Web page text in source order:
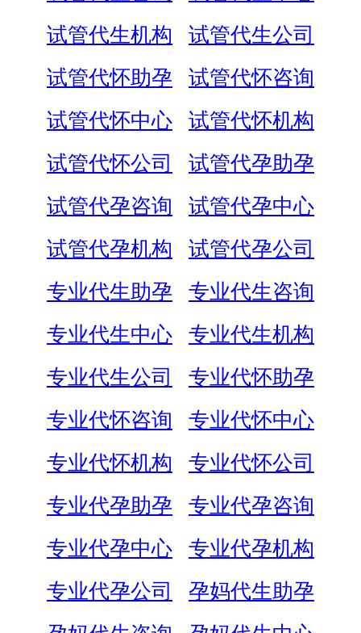
试管代生机构
试管代生公司
试管代怀助孕
试管代怀咨询
试管代怀中心
试管代怀机构
试管代怀公司
试管代孕助孕
试管代孕咨询
试管代孕中心
试管代孕机构
试管代孕公司
专业代生助孕
专业代生咨询
专业代生中心
专业代生机构
专业代生公司
专业代怀助孕
专业代怀咨询
专业代怀中心
专业代怀机构
专业代怀公司
专业代孕助孕
专业代孕咨询
专业代孕中心
专业代孕机构
专业代孕公司
孕妈代生助孕